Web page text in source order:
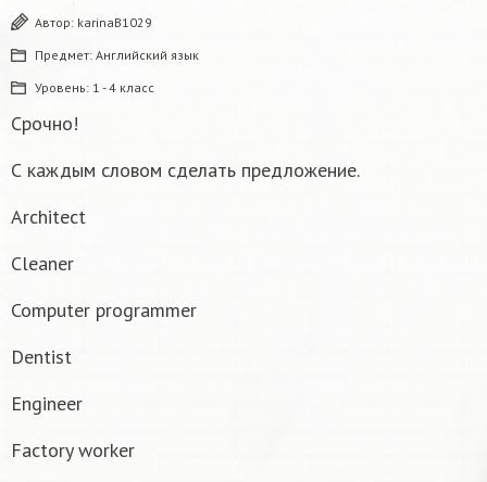
Автор: karinaB1029
Предмет: Английский язык
Уровень: 1 - 4 класс
Срочно!
С каждым словом сделать предложение.
Architect
Cleaner
Computer programmer
Dentist
Engineer
Factory worker